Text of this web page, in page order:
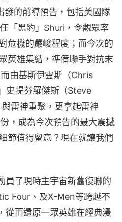
發的前導預告，包括美國隊
「黑豹」Shuri，令觀眾率
危機的嚴峻程度；而今次的
英雄集結，準備聯手對抗末
由基斯伊雲斯（Chris
史提芬羅傑斯（Steve
雷神重聚，更拿起雷神
，成為今次預告的最大震撼
節值得留意？現在就讓我們
員了現時主宇宙新舊復聯的
Four、及X-Men等跨越不
從而還原一眾英雄在經典漫